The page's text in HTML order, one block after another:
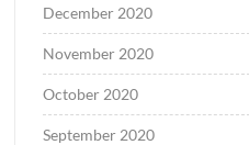
December 2020
November 2020
October 2020
September 2020